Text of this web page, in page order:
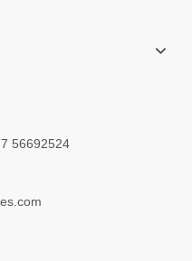
56692524